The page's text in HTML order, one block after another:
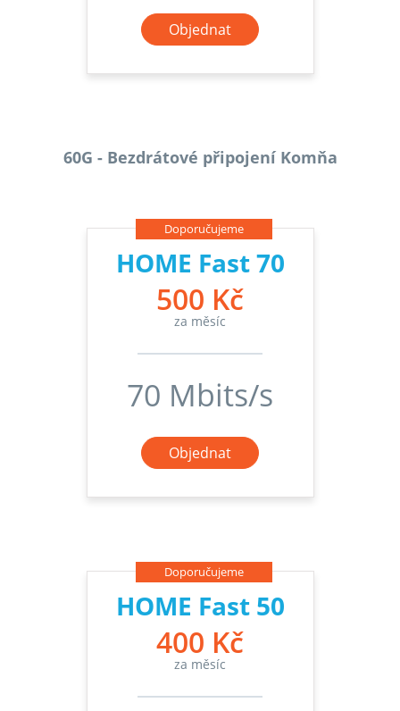
Objednat
60G - Bezdrátové připojení Komňa
Doporučujeme
HOME Fast 70
500 Kč
za měsíc
70 Mbits/s
Objednat
Doporučujeme
HOME Fast 50
400 Kč
za měsíc